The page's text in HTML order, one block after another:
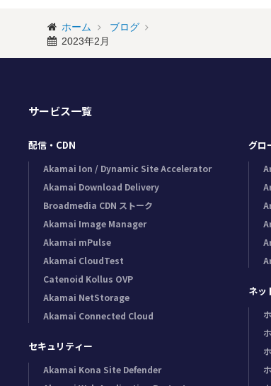
ホーム
ブログ
2023年2月
サービス一覧
配信・CDN
Akamai Ion / Dynamic Site Accelerator
Akamai Download Delivery
Broadmedia CDN ストーク
Akamai Image Manager
Akamai mPulse
Akamai CloudTest
Catenoid Kollus OVP
Akamai NetStorage
Akamai Connected Cloud
セキュリティー
Akamai Kona Site Defender
グロ
ネッ